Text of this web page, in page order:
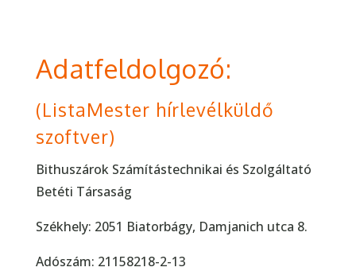
Adatfeldolgozó:
(ListaMester hírlevélküldő
szoftver)
Bithuszárok Számítástechnikai és Szolgáltató
Betéti Társaság
Székhely: 2051 Biatorbágy, Damjanich utca 8.
Adószám: 21158218-2-13